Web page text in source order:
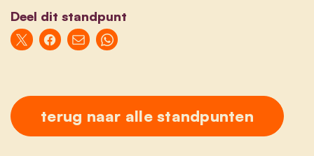
Deel dit standpunt
terug naar alle standpunten